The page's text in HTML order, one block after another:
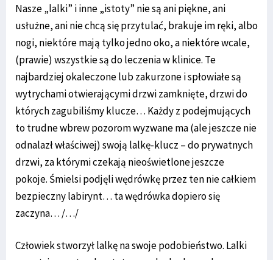
Nasze „lalki” i inne „istoty” nie są ani piękne, ani
usłużne, ani nie chcą się przytulać, brakuje im ręki, albo
nogi, niektóre mają tylko jedno oko, a niektóre wcale,
(prawie) wszystkie są do leczenia w klinice. Te
najbardziej okaleczone lub zakurzone i spłowiałe są
wytrychami otwierającymi drzwi zamknięte, drzwi do
których zagubiliśmy klucze… Każdy z podejmujących
to trudne wbrew pozorom wyzwane ma (ale jeszcze nie
odnalazł właściwej) swoją lalkę-klucz – do prywatnych
drzwi, za którymi czekają nieoświetlone jeszcze
pokoje. Śmielsi podjęli wędrówkę przez ten nie całkiem
bezpieczny labirynt… ta wędrówka dopiero się
zaczyna… /…/
Człowiek stworzył lalkę na swoje podobieństwo. Lalki